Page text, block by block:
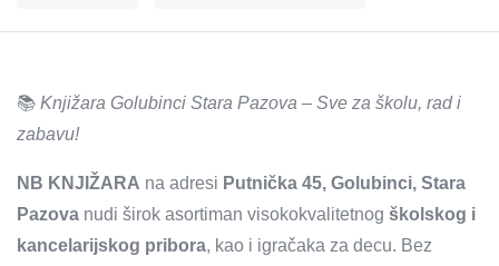
📚 Knjižara Golubinci Stara Pazova – Sve za školu, rad i
zabavu!
NB KNJIŽARA na adresi Putnička 45, Golubinci, Stara
Pazova nudi širok asortiman visokokvalitetnog školskog i
kancelarijskog pribora, kao i igračaka za decu. Bez